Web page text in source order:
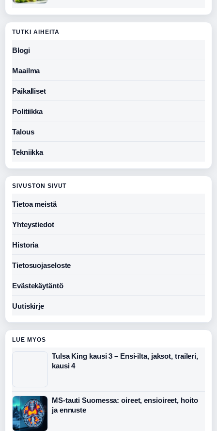
TUTKI AIHEITA
Blogi
Maailma
Paikalliset
Politiikka
Talous
Tekniikka
SIVUSTON SIVUT
Tietoa meistä
Yhteystiedot
Historia
Tietosuojaseloste
Evästekäytäntö
Uutiskirje
LUE MYOS
Tulsa King kausi 3 – Ensi-ilta, jaksot, traileri,
kausi 4
MS-tauti Suomessa: oireet, ensioireet, hoito
ja ennuste